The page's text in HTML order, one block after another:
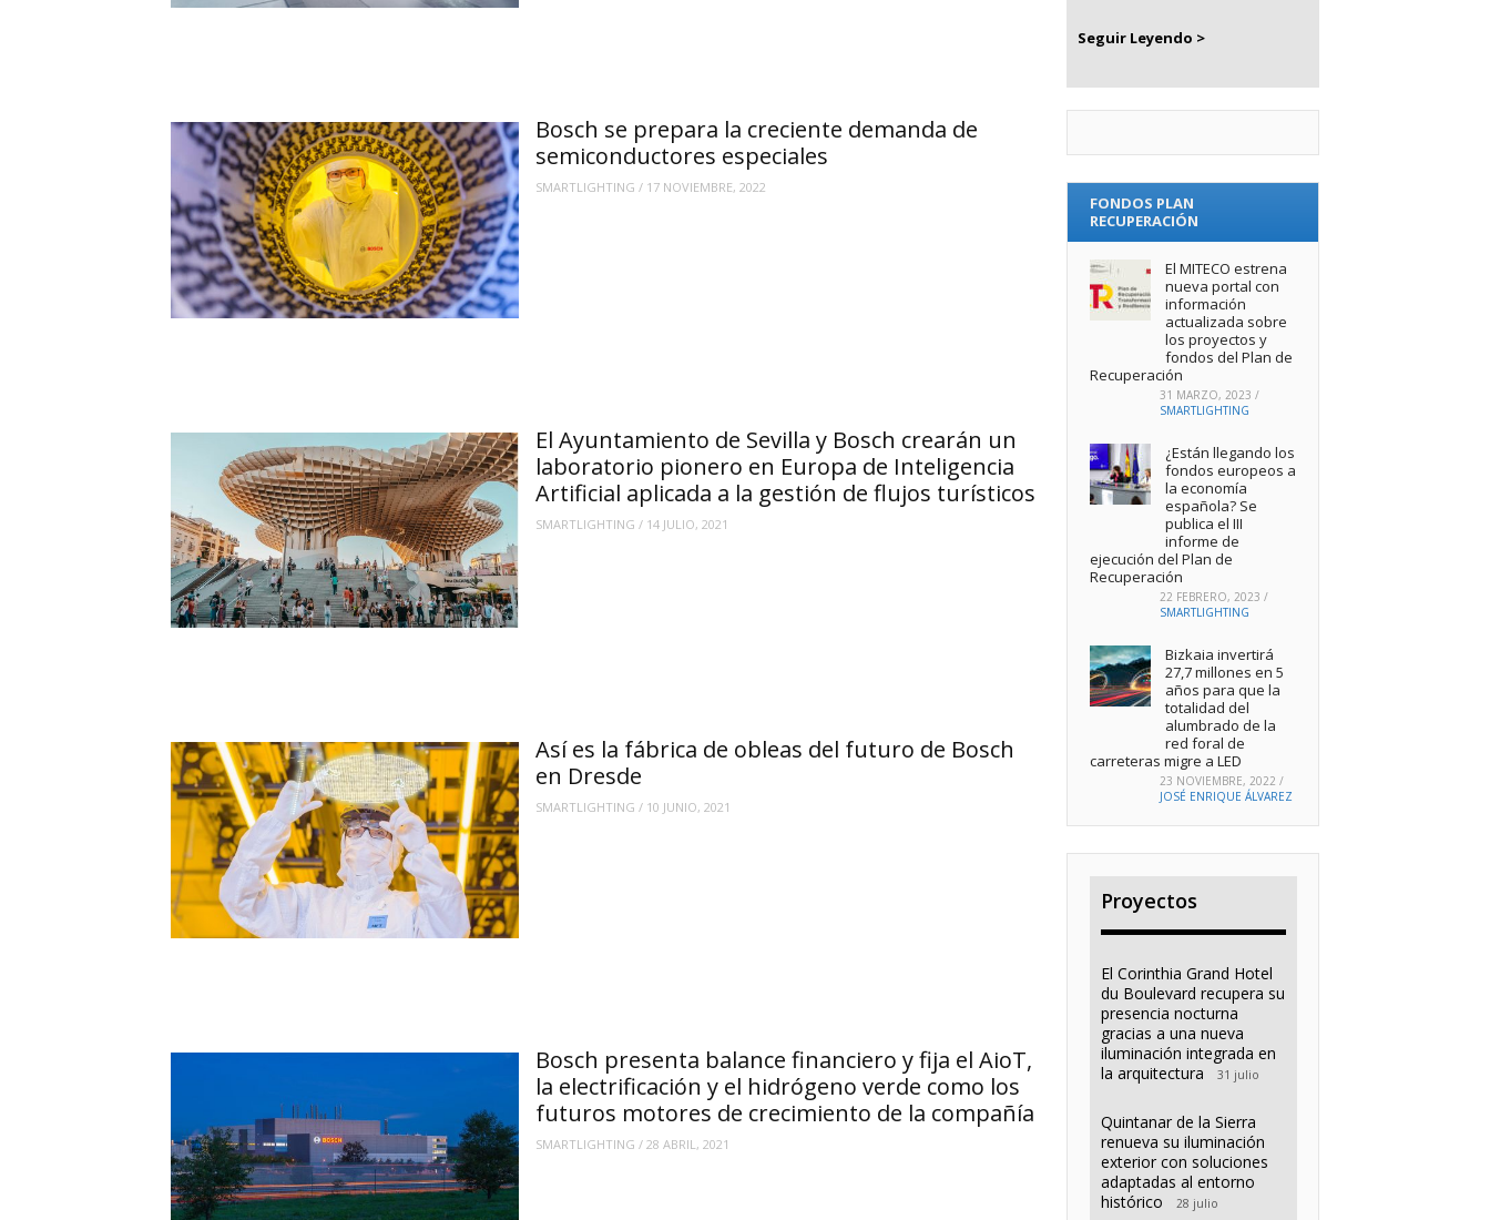
Bosch se prepara la creciente demanda de
semiconductores especiales
SMARTLIGHTING / 17 NOVIEMBRE, 2022
El Ayuntamiento de Sevilla y Bosch crearán un
laboratorio pionero en Europa de Inteligencia
Artificial aplicada a la gestión de flujos turísticos
SMARTLIGHTING / 14 JULIO, 2021
Así es la fábrica de obleas del futuro de Bosch
en Dresde
SMARTLIGHTING / 10 JUNIO, 2021
Bosch presenta balance financiero y fija el AioT,
la electrificación y el hidrógeno verde como los
futuros motores de crecimiento de la compañía
SMARTLIGHTING / 28 ABRIL, 2021
Seguir Leyendo >
FONDOS PLAN
RECUPERACIÓN
El MITECO estrena
nueva portal con
información
actualizada sobre
los proyectos y
fondos del Plan de
Recuperación
31 MARZO, 2023 /
SMARTLIGHTING
¿Están llegando los
fondos europeos a
la economía
española? Se
publica el III
informe de
ejecución del Plan de
Recuperación
22 FEBRERO, 2023 /
SMARTLIGHTING
Bizkaia invertirá
27,7 millones en 5
años para que la
totalidad del
alumbrado de la
red foral de
carreteras migre a LED
23 NOVIEMBRE, 2022 /
JOSÉ ENRIQUE ÁLVAREZ
Proyectos
El Corinthia Grand Hotel
du Boulevard recupera su
presencia nocturna
gracias a una nueva
iluminación integrada en
la arquitectura
31 julio
Quintanar de la Sierra
renueva su iluminación
exterior con soluciones
adaptadas al entorno
histórico
28 julio